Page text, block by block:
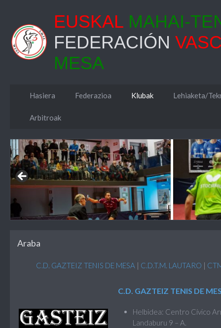
EUSKAL MAHAI-
FEDERACIÓN
MESA
Hasiera Federazioa Klubak Lehiaketa/
Arbitroak
Araba
C.D. GAZTEIZ TENIS DE MESA | C.D.T.M. LAUTARO |
C.D. GAZTEIZ TENIS DE
Helbidea: Centro Cívico
Landaburu 9 – A.